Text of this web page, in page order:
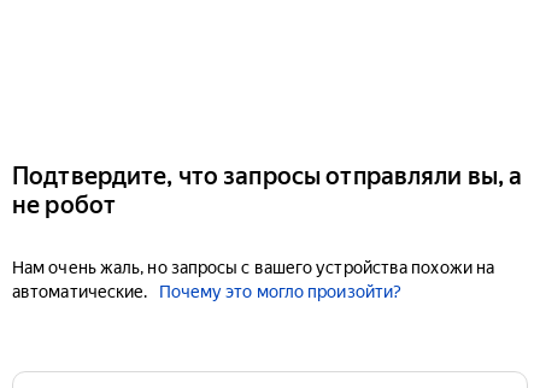
Подтвердите, что запросы отправляли вы, а
не робот
Нам очень жаль, но запросы с вашего устройства похожи на
автоматические.
Почему это могло произойти?